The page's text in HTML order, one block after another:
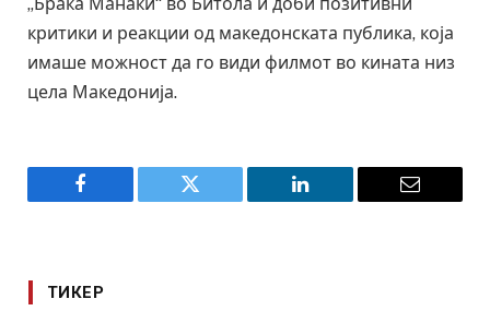
критики и реакции од македонската публика, која
имаше можност да го види филмот во кината низ
цела Македонија.
Facebook Twitter LinkedIn Email
ТИКЕР